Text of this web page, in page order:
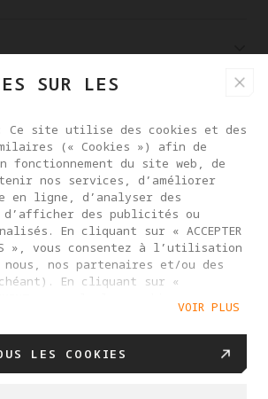
COOKIES
SUR LES
Ce site utilise des cookies et des
(« Cookies ») afin de
fonctionnement du site web, de
nos services, d’améliorer
en ligne, d’analyser des
des publicités ou
En cliquant sur « ACCEPTER
», vous consentez à l’utilisation
nous, nos partenaires et/ou des
En cliquant sur «
fourniture du service vous seront
gérer vos préférences en
en cliquant sur « PARAMÈTRES
VOIR PLUS
LES COOKIES